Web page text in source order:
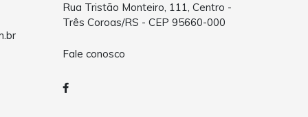
Rua Tristão Monteiro, 111, Centro -
Três Coroas/RS - CEP 95660-000
Fale conosco